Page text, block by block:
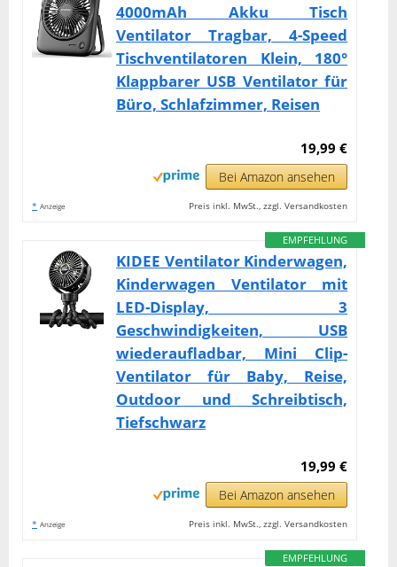
4000mAh Akku Tisch
Ventilator Tragbar, 4-Speed
Tischventilatoren Klein, 180°
Klappbarer USB Ventilator für
Büro, Schlafzimmer, Reisen
19,99 €
Bei Amazon ansehen
* Anzeige Preis inkl. MwSt., zzgl. Versandkosten
EMPFEHLUNG
KIDEE Ventilator Kinderwagen,
Kinderwagen Ventilator mit
LED-Display, 3
Geschwindigkeiten, USB
wiederaufladbar, Mini Clip-
Ventilator für Baby, Reise,
Outdoor und Schreibtisch,
Tiefschwarz
19,99 €
Bei Amazon ansehen
* Anzeige Preis inkl. MwSt., zzgl. Versandkosten
EMPFEHLUNG